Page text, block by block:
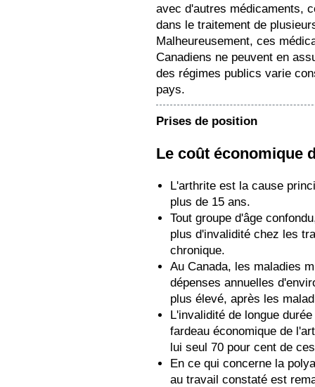
avec d'autres médicaments,
dans le traitement de
Malheureusement, ces
Canadiens ne peuvent en
des régimes publics varie
pays.
Prises de position
Le coût économique
L'arthrite est la cause
plus de 15 ans.
Tout groupe d'âge
plus d'invalidité chez les
chronique.
Au Canada, les maladies
dépenses annuelles
plus élevé, après les
L'invalidité de longue
fardeau économique de
lui seul 70 pour cent de
En ce qui concerne la
au travail constaté est